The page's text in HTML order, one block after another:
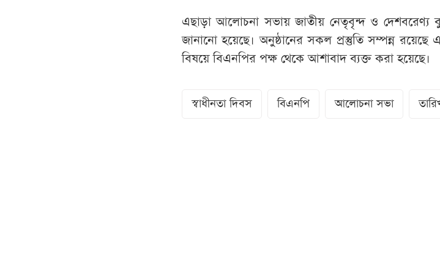
এছাড়া আলোচনা সভায় জাতীয় নেতৃবৃন্দ ও দেশবরেণ্য
জানানো হয়েছে। অনুষ্ঠানের সকল প্রস্তুতি সম্পন্ন
বিষয়ে বিএনপির পক্ষ থেকে আশাবাদ ব্যক্ত করা হয়েছে।
স্বাধীনতা দিবস বিএনপি আলোচনা সভা